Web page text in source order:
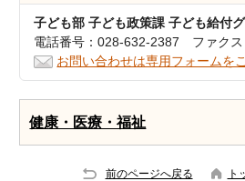
子ども部 子ども政策課 子ども給付
電話番号：028-632-2387 ファクス
お問い合わせは専用フォームを
健康・医療・福祉
前のページへ戻る ト